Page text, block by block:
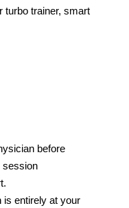
turbo trainer, smart
before
session
is entirely at your